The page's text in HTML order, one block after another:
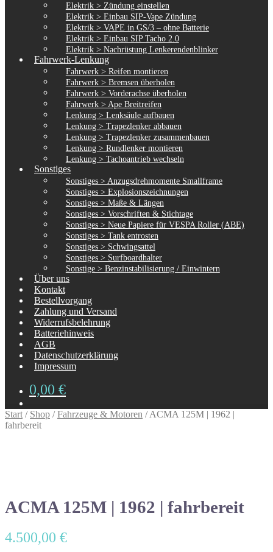
Elektrik > Zündung einstellen
Elektrik > Einbau SIP-Vape Zündung
Elektrik > VAPE in GS/3 – ohne Batterie
Elektrik > Einbau SIP Tacho 2.0
Elektrik > Nachrüstung Lenkerendenblinker
Fahrwerk-Lenkung
Fahrwerk > Reifen montieren
Fahrwerk > Bremsen überholen
Fahrwerk > Vorderachse überholen
Fahrwerk > Ape Breitreifen
Lenkung > Lenksäule aufbauen
Lenkung > Trapezlenker abbauen
Lenkung > Trapezlenker zusammenbauen
Lenkung > Rundlenker montieren
Lenkung > Tachoantrieb wechseln
Sonstiges
Sonstiges > Anzugsdrehmomente Smallframe
Sonstiges > Explosionszeichnungen
Sonstiges > Maße & Längen
Sonstiges > Vorschriften & Stichtage
Sonstiges > Neue Papiere für VESPA Roller (ABE)
Sonstiges > Tank entrosten
Sonstiges > Schwingsattel
Sonstiges > Surfboardhalter
Sonstige > Benzinstabilisierung / Einwintern
Über uns
Kontakt
Bestellvorgang
Zahlung und Versand
Widerrufsbelehrung
Batteriehinweis
AGB
Datenschutzerklärung
Impressum
0,00 €
Start / Shop /Fahrzeuge & Motoren /ACMA 125M | 1962 |
fahrbereit
ACMA 125M | 1962 | fahrbereit
4.500,00 €